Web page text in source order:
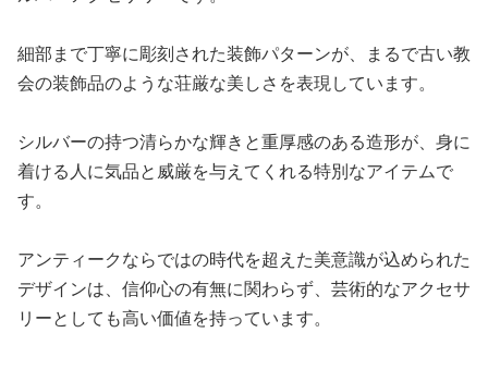
細部まで丁寧に彫刻された装飾パターンが、まるで古い教
会の装飾品のような荘厳な美しさを表現しています。
シルバーの持つ清らかな輝きと重厚感のある造形が、身に
着ける人に気品と威厳を与えてくれる特別なアイテムで
す。
アンティークならではの時代を超えた美意識が込められた
デザインは、信仰心の有無に関わらず、芸術的なアクセサ
リーとしても高い価値を持っています。